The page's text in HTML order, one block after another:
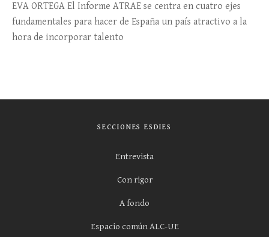
EVA ORTEGA El Informe ATRAE se centra en cuatro ejes
fundamentales para hacer de España un país atractivo a la
hora de incorporar talento
SECCIONES ESDIES
Entrevista
Con rigor
A fondo
Espacio común ALC-UE